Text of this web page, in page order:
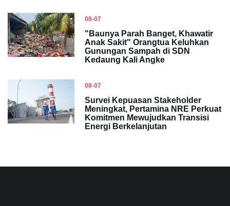
08-07
"Baunya Parah Banget, Khawatir
Anak Sakit" Orangtua Keluhkan
Gunungan Sampah di SDN
Kedaung Kali Angke
08-07
Survei Kepuasan Stakeholder
Meningkat, Pertamina NRE Perkuat
Komitmen Mewujudkan Transisi
Energi Berkelanjutan